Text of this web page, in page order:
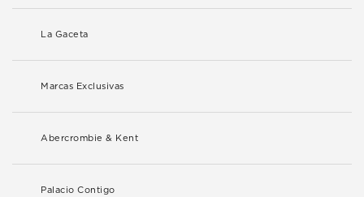
La Gaceta
Marcas Exclusivas
Abercrombie & Kent
Palacio Contigo